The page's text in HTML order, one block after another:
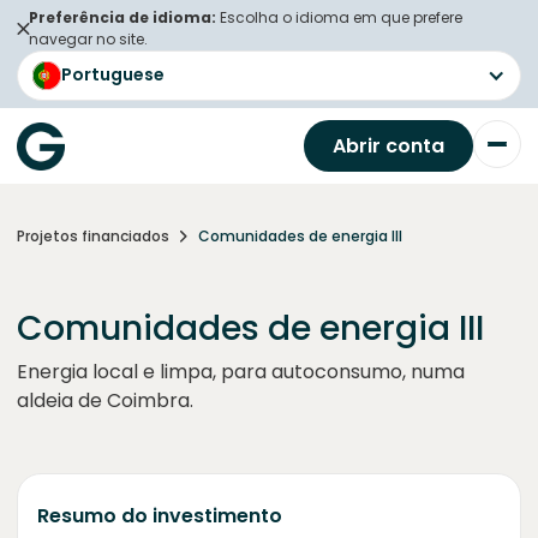
Preferência de idioma: Escolha o idioma em que prefere
navegar no site.
Portuguese
Abrir conta
Projetos financiados Comunidades de energia III
Comunidades de energia III
Energia local e limpa, para autoconsumo, numa
aldeia de Coimbra.
Resumo do investimento